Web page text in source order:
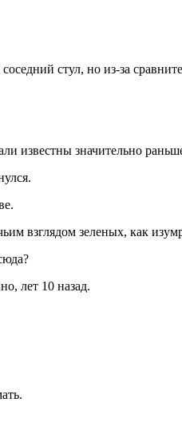
стул, но из-за
известны значительно
взглядом зеленых, как
лет 10 назад.